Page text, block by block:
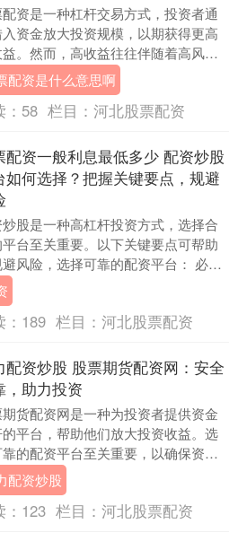
配资是一种杠杆交易方式，投资者通
资金放大投资规模，以期获得更高
。然而，高收益往往伴随着高风
票配资者需要充分了解其中的风
1. 投资经验....
配资是什么意思啊
58 栏目： 河北股票配资
配资一般利息最低多少 配资炒股
如何选择？把握关键要点，规避
股是一种高杠杆投资方式，选择合
台至关重要。以下关键要点可帮助
风险，选择可靠的配资平台： 必选
有完善的风控体系，严格把控风
台采用先进....
189 栏目： 河北股票配资
配资炒股 股票期货配资网：安全
，助力投资
期货配资网是一种为投资者提供资金
平台，帮助他们放大投资收益。选
的配资平台至关重要，以确保资金
投资顺利。 以10%的年利率为例，
万的....
配资炒股
123 栏目： 河北股票配资